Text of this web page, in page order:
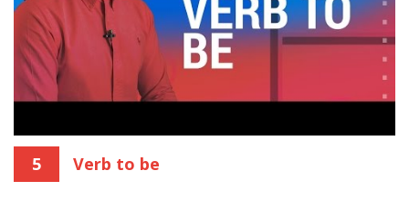
5 Verb to be